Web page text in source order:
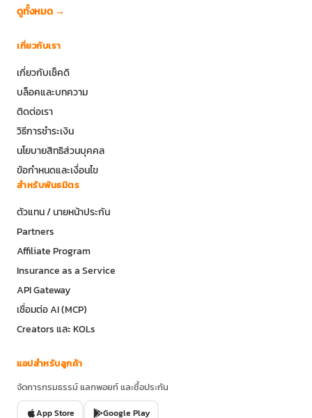
ดูทั้งหมด →
เกี่ยวกับเรา
เกี่ยวกับเช็คดิ
บล็อคและบทความ
ติดต่อเรา
วิธีการชำระเงิน
นโยบายสิทธิส่วนบุคคล
ข้อกำหนดและเงื่อนไข
สำหรับพันธมิตร
ตัวแทน / นายหน้าประกัน
Partners
Affiliate Program
Insurance as a Service
API Gateway
เชื่อมต่อ AI (MCP)
Creators และ KOLs
แอปสำหรับลูกค้า
จัดการกรมธรรม์ แลกพอยท์ และซื้อประกัน
App Store Google Play